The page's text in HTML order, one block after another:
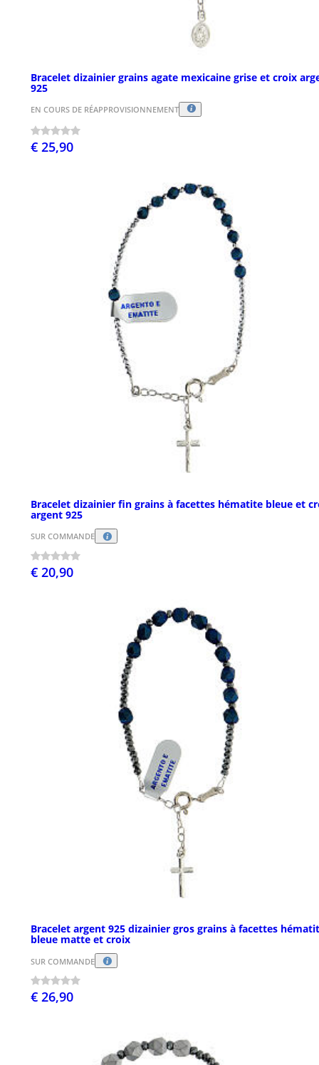
Bracelet dizainier grains agate mexicaine grise et croix
925
EN COURS DE RÉAPPROVISIONNEMENT
€ 25,90
Bracelet dizainier fin grains à facettes hématite bleue et
argent 925
SUR COMMANDE
€ 20,90
Bracelet argent 925 dizainier gros grains à facettes
bleue matte et croix
SUR COMMANDE
€ 26,90